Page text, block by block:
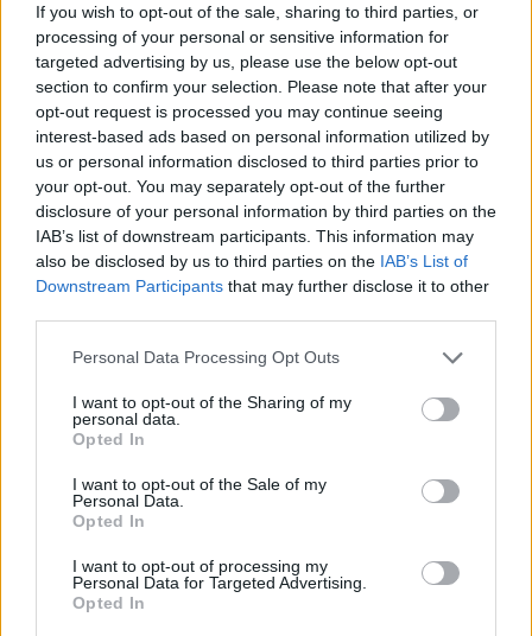
If you wish to opt-out of the sale, sharing to third parties, or
processing of your personal or sensitive information for
targeted advertising by us, please use the below opt-out
section to confirm your selection. Please note that after your
opt-out request is processed you may continue seeing
interest-based ads based on personal information utilized by
us or personal information disclosed to third parties prior to
your opt-out. You may separately opt-out of the further
disclosure of your personal information by third parties on the
IAB’s list of downstream participants. This information may
also be disclosed by us to third parties on the IAB’s List of
Downstream Participants that may further disclose it to other
Personal Data Processing Opt Outs
I want to opt-out of the Sharing of my
personal data.
Opted In
I want to opt-out of the Sale of my
Personal Data.
Opted In
I want to opt-out of processing my
Personal Data for Targeted Advertising.
Opted In
Kerro oma matkavinkkisi
Lisää oma vinkkisi nähtävyydestä, kaupasta,
ruokapaikasta, tapahtumasta, ajanvietteestä – tai mistä
tahansa kokemisen arvoisesta tällä paikkakunnalla.
Autetaan toinen toisemme maan parhaiden paikkojen
äärelle.
Vinkin otsikko (esim. paikan nimi):
Valitse seuraavista vaihtoehdoista ne, jotka sopivat
Se on nähtävyys